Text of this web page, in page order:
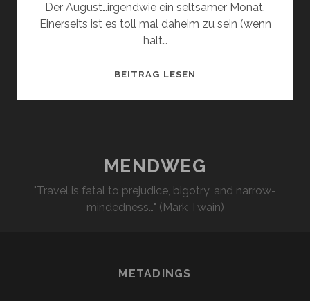
Der August…irgendwie ein seltsamer Monat.
Einerseits ist es toll mal daheim zu sein (wenn
halt…
BEITRAG LESEN
MENDWEG
"Travel is fatal to prejudice, bigotry, and narrow-
mindedness…" (Mark Twain)
METADINGS